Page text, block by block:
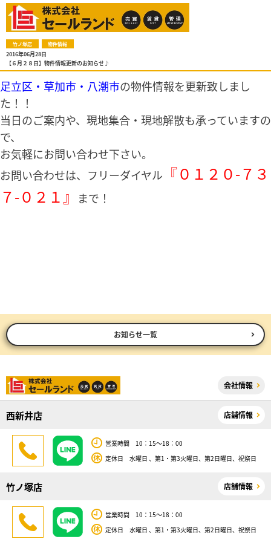
竹ノ塚店 物件情報
2016年06月28日
【６月２８日】物件情報更新のお知らせ♪
足立区・草加市・八潮市の物件情報を更新致しまし
た！！
当日のご案内や、現地集合・現地解散も承っていますの
で、
お気軽にお問い合わせ下さい。
お問い合わせは、フリーダイヤル 『０１２０-７３
７-０２１』
まで！
お知らせ一覧
会社情報
西新井店 店舗情報
営業時間 10：15～18：00
定休日 水曜日 、第1・第3火曜日、第2日曜日、祝祭日
竹ノ塚店 店舗情報
営業時間 10：15～18：00
定休日 水曜日 、第1・第3火曜日、第2日曜日、祝祭日